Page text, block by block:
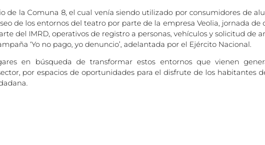
de la Comuna 8, el cual venía siendo utilizado por consumidores de
de los entornos del teatro por parte de la empresa Veolia, jornada
del IMRD, operativos de registro a personas, vehículos y solicitud de
‘Yo no pago, yo denuncio’, adelantada por el Ejército Nacional.
en búsqueda de transformar estos entornos que vienen
por espacios de oportunidades para el disfrute de los habitantes